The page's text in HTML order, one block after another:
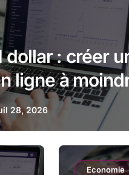
Ecologie
dollar : créer
ligne à
la suite
28, 2026
Economie